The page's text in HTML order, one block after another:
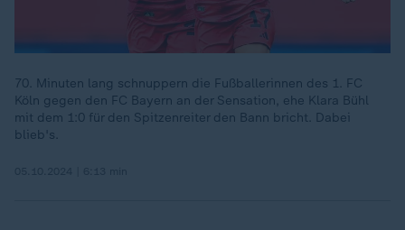
70. Minuten lang schnuppern die Fußballerinnen des 1. FC
Köln gegen den FC Bayern an der Sensation, ehe Klara Bühl
mit dem 1:0 für den Spitzenreiter den Bann bricht. Dabei
blieb's.